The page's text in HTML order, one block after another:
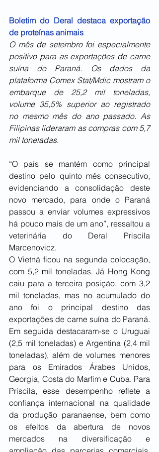
Boletim do Deral destaca exportação
de proteínas animais
O mês de setembro foi especialmente
positivo para as exportações de carne
suína do Paraná. Os dados da
plataforma Comex Stat/Mdic mostram o
embarque de 25,2 mil toneladas,
volume 35,5% superior ao registrado
no mesmo mês do ano passado. As
Filipinas lideraram as compras com 5,7
mil toneladas.
“O país se mantém como principal
destino pelo quinto mês consecutivo,
evidenciando a consolidação deste
novo mercado, para onde o Paraná
passou a enviar volumes expressivos
há pouco mais de um ano”, ressaltou a
veterinária do Deral Priscila
Marcenovicz.
O Vietnã ficou na segunda colocação,
com 5,2 mil toneladas. Já Hong Kong
caiu para a terceira posição, com 3,2
mil toneladas, mas no acumulado do
ano foi o principal destino das
exportações de carne suína do Paraná.
Em seguida destacaram-se o Uruguai
(2,5 mil toneladas) e Argentina (2,4 mil
toneladas), além de volumes menores
para os Emirados Árabes Unidos,
Georgia, Costa do Marfim e Cuba. Para
Priscila, esse desempenho reflete a
confiança internacional na qualidade
da produção paranaense, bem como
os efeitos da abertura de novos
mercados na diversificação e